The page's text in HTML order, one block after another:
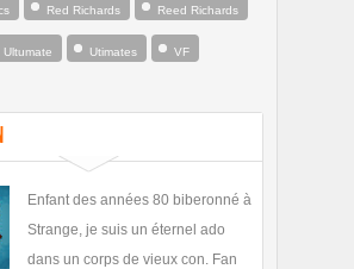
Red Richards Reed Richards
Ultumate Utimates VF
Enfant des années 80 biberonné à
Strange, je suis un éternel ado
dans un corps de vieux con. Fan